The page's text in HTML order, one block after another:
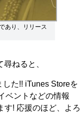
あり、リリース
尋ねると、
した!! iTunes Storeを
ベントなどの情報
す! 応援のほど、よろ